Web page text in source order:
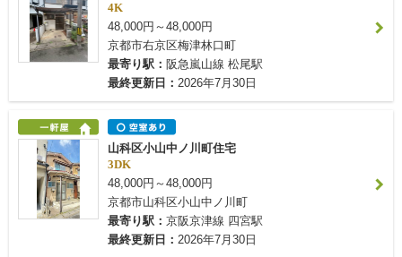
4K
48,000円～48,000円
京都市右京区梅津林口町
最寄り駅： 阪急嵐山線 松尾駅
最終更新日： 2026年7月30日
山科区小山中ノ川町住宅
3DK
48,000円～48,000円
京都市山科区小山中ノ川町
最寄り駅： 京阪京津線 四宮駅
最終更新日： 2026年7月30日